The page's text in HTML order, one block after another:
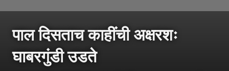
पाल दिसताच काहींची अक्षरशः
घाबरगुंडी उडते